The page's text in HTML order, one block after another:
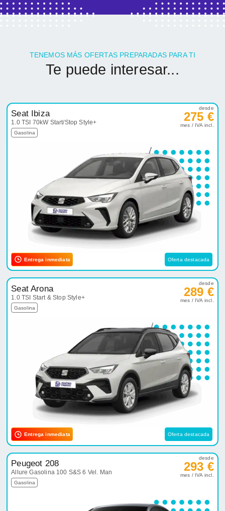
TENEMOS MÁS OFERTAS PREPARADAS PARA TI
Te puede interesar...
Seat Ibiza
1.0 TSI 70kW Start/Stop Style+
Gasolina
desde
275 €
mes / IVA incl.
Entrega inmediata Oferta destacada
Seat Arona
1.0 TSI Start & Stop Style+
Gasolina
desde
289 €
mes / IVA incl.
Entrega inmediata Oferta destacada
Peugeot 208
Allure Gasolina 100 S&S 6 Vel. Man
Gasolina
desde
293 €
mes / IVA incl.